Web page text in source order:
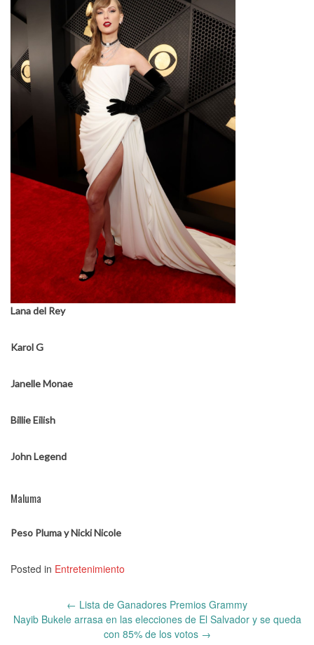
Lana del Rey
Karol G
Janelle Monae
Billie Eilish
John Legend
Maluma
Peso Pluma y Nicki Nicole
Posted in Entretenimiento
navigation
← Lista de Ganadores Premios Grammy
Nayib Bukele arrasa en las elecciones de El Salvador y se queda
con 85% de los votos →